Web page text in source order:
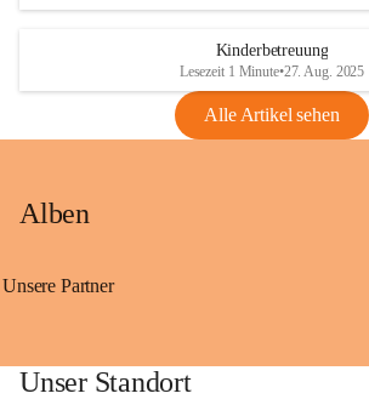
Kinderbetreuung
Lesezeit 1 Minute•27. Aug. 2025
Alle Artikel sehen
Alben
Unsere Partner
Unser Standort